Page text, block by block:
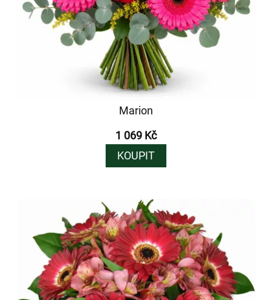
Marion
1 069 Kč
KOUPIT